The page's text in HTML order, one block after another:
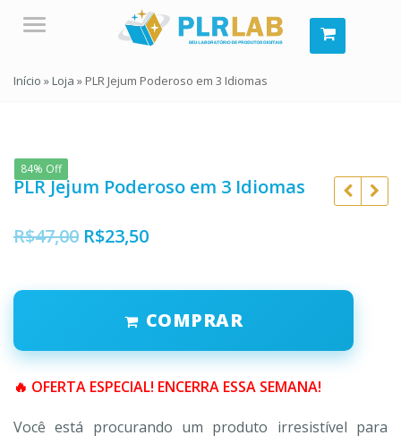
Menu
Início »Loja » PLR Jejum Poderoso em 3 Idiomas
84% Off
PLR Jejum Poderoso em 3 Idiomas
R$47,00
R$47,00
R$47,00 R$23,50
COMPRAR
🔥 OFERTA ESPECIAL! ENCERRA ESSA SEMANA!
Você está procurando um produto irresistível para